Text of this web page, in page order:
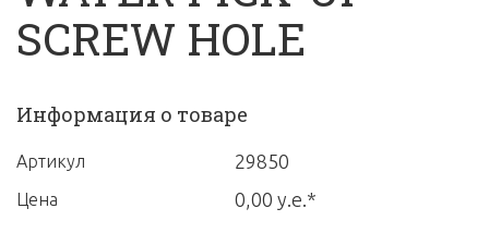
SCREW HOLE
Информация о товаре
Артикул 29850
Цена 0,00 у.е.*